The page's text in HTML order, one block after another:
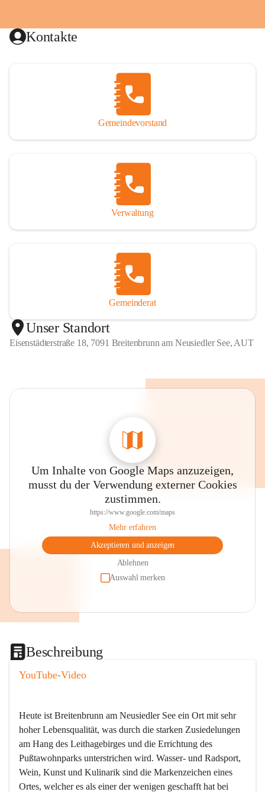
Kontakte
Gemeindevorstand
Verwaltung
Gemeinderat
Unser Standort
Eisenstädterstraße 18, 7091 Breitenbrunn am Neusiedler See, AUT
Um Inhalte von Google Maps anzuzeigen,
musst du der Verwendung externer Cookies
zustimmen.
https://www.google.com/maps
Mehr erfahren
Akzeptieren und anzeigen
Ablehnen
Auswahl merken
Beschreibung
YouTube-Video
Heute ist Breitenbrunn am Neusiedler See ein Ort mit sehr
hoher Lebensqualität, was durch die starken Zusiedelungen
am Hang des Leithagebirges und die Errichtung des
Pußtawohnparks unterstrichen wird. Wasser- und Radsport,
Wein, Kunst und Kulinarik sind die Markenzeichen eines
Ortes, welcher es als einer der wenigen geschafft hat bei